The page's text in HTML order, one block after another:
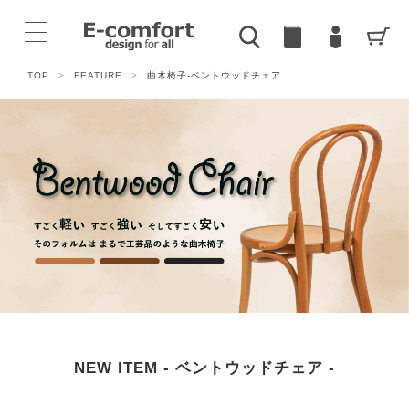
TOP > FEATURE > 曲木椅子-ベントウッドチェア
NEW ITEM - ベントウッドチェア -